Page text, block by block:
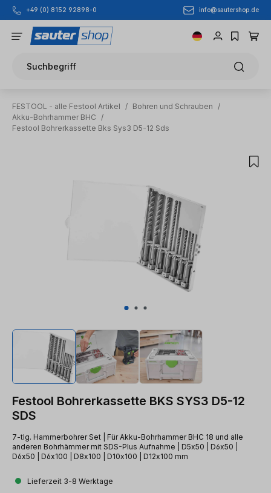
Zum Hauptinhalt springen
+49 (0) 8152 92898-0 info@sautershop.de
Suchbegriff
FESTOOL - alle Festool Artikel / Bohren und Schrauben
/
Akku-Bohrhammer BHC
/
Festool Bohrerkassette Bks Sys3 D5-12 Sds
Festool Bohrerkassette BKS SYS3 D5-12
SDS
7-tlg. Hammerbohrer Set | Für Akku-Bohrhammer BHC 18 und alle
anderen Bohrhämmer mit SDS-Plus Aufnahme | D5x50 | D6x50 |
D6x50 | D6x100 | D8x100 | D10x100 | D12x100 mm
Lieferzeit 3-8 Werktage